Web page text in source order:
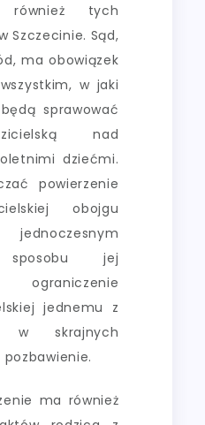
również tych
Szczecinie. Sąd,
ma obowiązek
w jaki
sprawować
nad
dziećmi.
powierzenie
obojgu
sposobu jej
ograniczenie
jednemu z
w skrajnych
ma również